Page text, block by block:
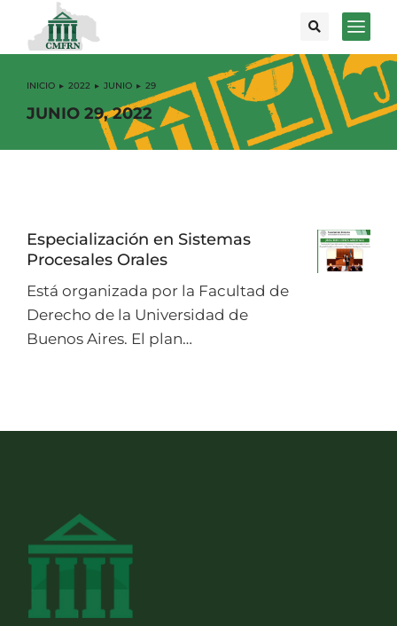
Estás aquí:
INICIO 2022 JUNIO 29
JUNIO 29, 2022
Especialización en Sistemas
Procesales Orales
Está organizada por la Facultad de
Derecho de la Universidad de
Buenos Aires. El plan…